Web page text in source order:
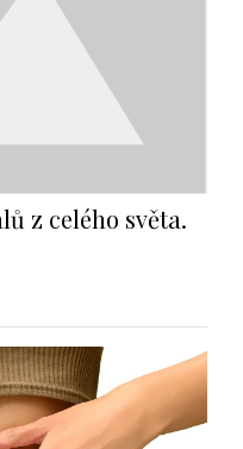
z celého světa.